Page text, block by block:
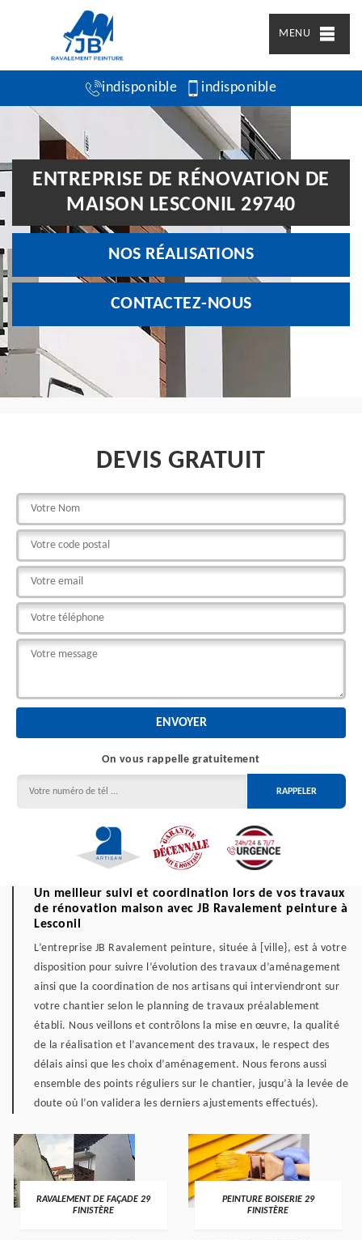
MENU
indisponible indisponible
ENTREPRISE DE RÉNOVATION DE
MAISON LESCONIL 29740
NOS RÉALISATIONS
CONTACTEZ-NOUS
DEVIS GRATUIT
On vous rappelle gratuitement
Un meilleur suivi et coordination lors de vos travaux
de rénovation maison avec JB Ravalement peinture à
Lesconil
L’entreprise JB Ravalement peinture, située à [ville}, est à votre
disposition pour suivre l’évolution des travaux d’aménagement
ainsi que la coordination de nos artisans qui interviendront sur
votre chantier selon le planning de travaux préalablement
établi. Nous veillons et contrôlons la mise en œuvre, la qualité
de la réalisation et l’avancement des travaux, le respect des
délais ainsi que les choix d’aménagement. Nous ferons aussi
ensemble des points réguliers sur le chantier, jusqu’à la levée de
doute où l’on validera les derniers ajustements effectués).
RAVALEMENT DE FAÇADE 29
FINISTÈRE
PEINTURE BOISERIE 29
FINISTÈRE